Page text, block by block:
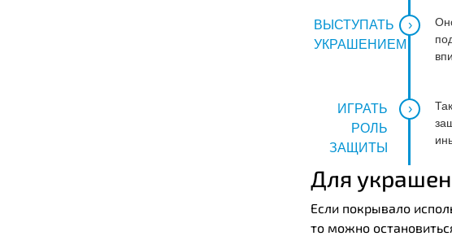
ВЫСТУПАТЬ
УКРАШЕНИЕМ
ИГРАТЬ
РОЛЬ
ЗАЩИТЫ
Для
Если покрывало
то можно